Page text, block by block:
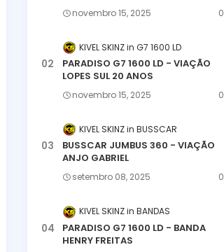
novembro 15, 2025 0
KIVEL SKINZ G7 1600 LD
PARADISO G7 1600 LD - VIAÇÃO
LOPES SUL 20 ANOS
novembro 15, 2025 0
KIVEL SKINZ BUSSCAR
BUSSCAR JUMBUS 360 - VIAÇÃO
ANJO GABRIEL
setembro 08, 2025 0
KIVEL SKINZ BANDAS
PARADISO G7 1600 LD - BANDA
HENRY FREITAS